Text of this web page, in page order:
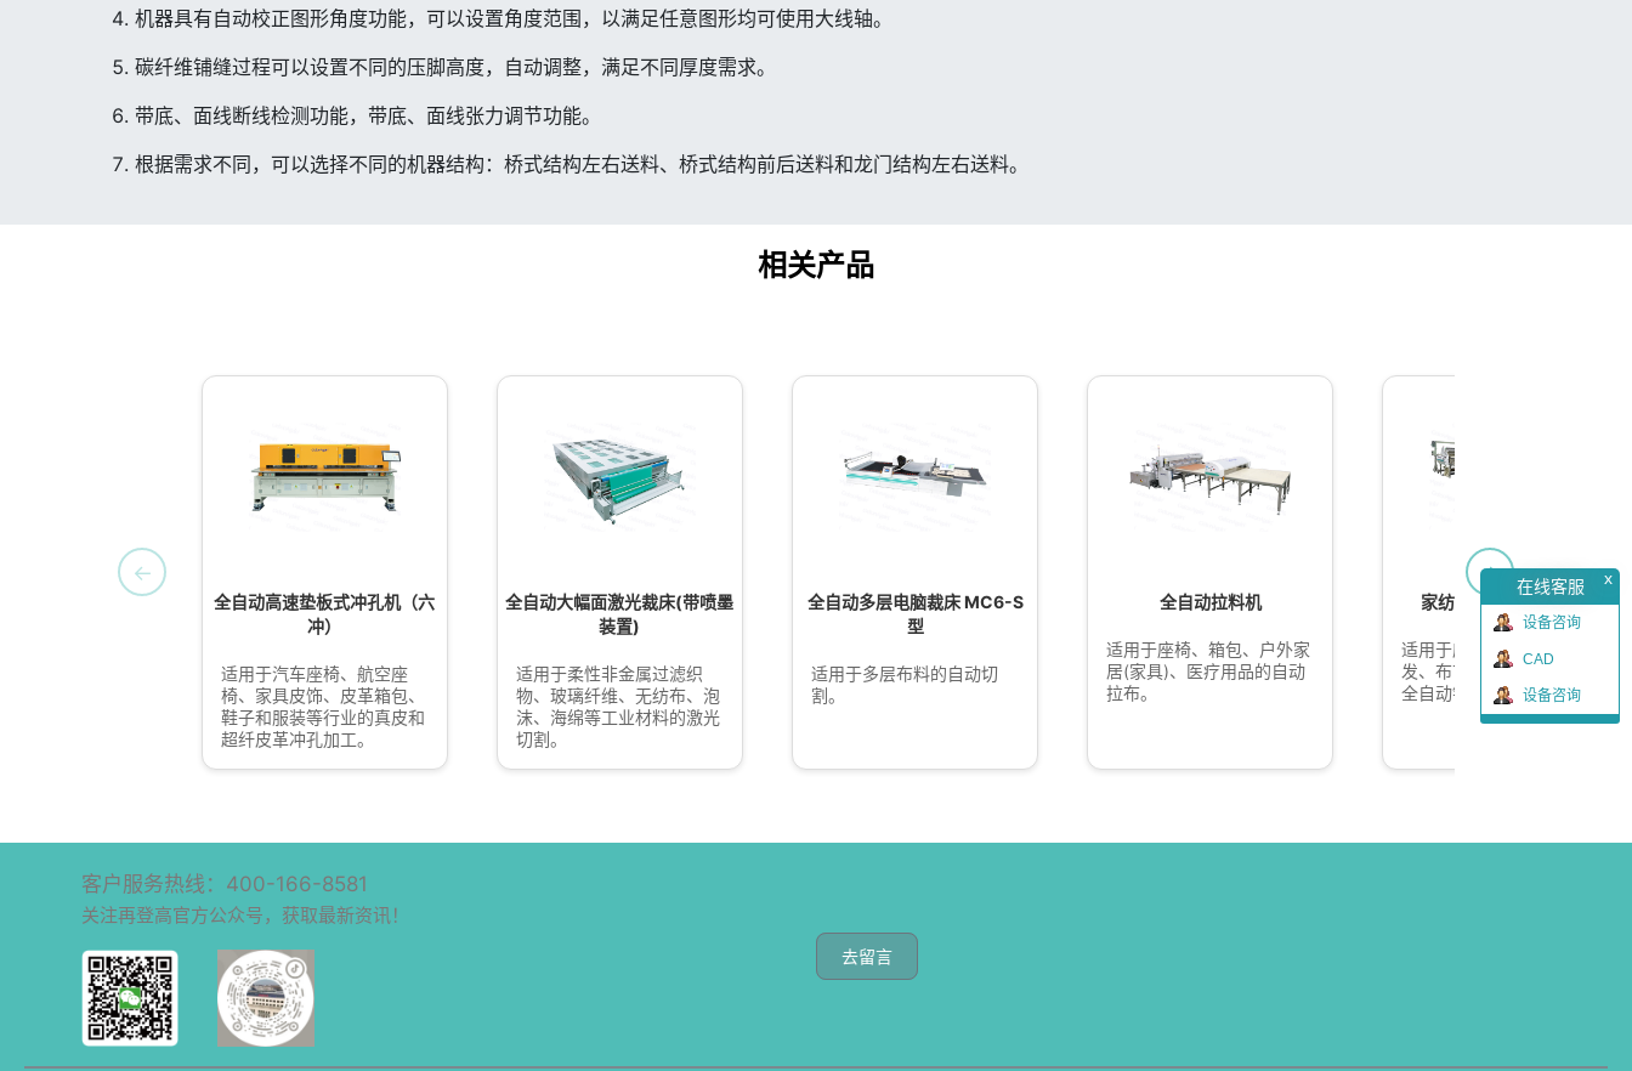
在线客服 x
设备咨询
CAD
设备咨询
机器具有自动校正图形角度功能，可以设置角度范围，以满足任意图形均可使用大线轴。
碳纤维铺缝过程可以设置不同的压脚高度，自动调整，满足不同厚度需求。
带底、面线断线检测功能，带底、面线张力调节功能。
根据需求不同，可以选择不同的机器结构：桥式结构左右送料、桥式结构前后送料和龙门结构左右送料。
相关产品
←
全自动高速垫板式冲孔机（六
冲）
适用于汽车座椅、航空座
椅、家具皮饰、皮革箱包、
鞋子和服装等行业的真皮和
超纤皮革冲孔加工。
全自动大幅面激光裁床(带喷墨
装置)
适用于柔性非金属过滤织
物、玻璃纤维、无纺布、泡
沫、海绵等工业材料的激光
切割。
全自动多层电脑裁床 MC6-S
型
适用于多层布料的自动切
割。
全自动拉料机
适用于座椅、箱包、户外家
居(家具)、医疗用品的自动
拉布。
家纺专用全自动铺布机
适用于床上用品、窗帘、沙
发、布艺等家纺家居用品的
全自动铺布。
→
客户服务热线：400-166-8581
关注再登高官方公众号，获取最新资讯！
去留言